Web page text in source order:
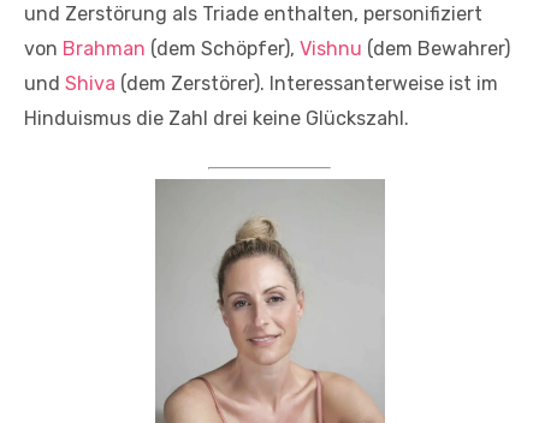
und Zerstörung als Triade enthalten, personifiziert
von Brahman (dem Schöpfer), Vishnu (dem Bewahrer)
und Shiva (dem Zerstörer). Interessanterweise ist im
Hinduismus die Zahl drei keine Glückszahl.